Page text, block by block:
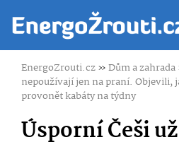
EnergoZrouti.cz»Dům a zahrada
nepoužívají jen na praní. Objevili,
provonět kabáty na týdny
Úsporní Češi